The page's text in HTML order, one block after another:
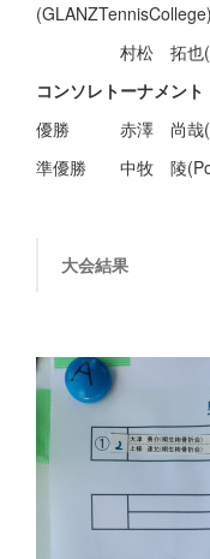
村松 拓也(岡
コンソレトーナメント
優勝 赤澤 尚哉
準優勝 中牧 陵
大会結果